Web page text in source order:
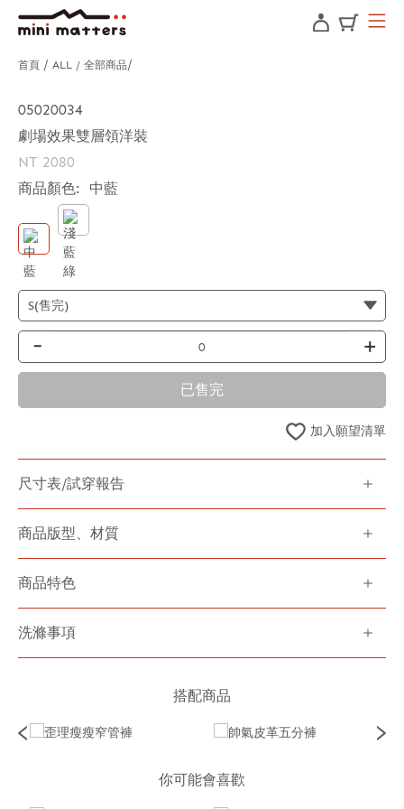
首頁 ALL / 全部商品
05020034
劇場效果雙層領洋裝
NT 2080
商品顏色:
中藍
- +
已售完
加入願望清單
尺寸表/試穿報告
商品版型、材質
商品特色
洗滌事項
搭配商品
你可能會喜歡